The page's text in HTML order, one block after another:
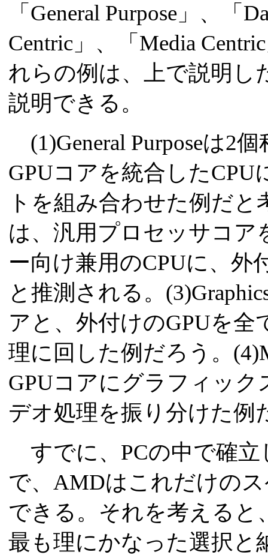
「General Purpose」、「
Centric」、「Media
れらの例は、上で説明し
説明できる。
(1)General Purposeは2
GPUコアを統合した
トを組み合わせた例だと
は、汎用プロセッサコア
ー向け兼用のCPUに、外
と推測される。
アと、外付けのGPUを
理に回した例だろう。
GPUコアにグラフィック
デオ処理を振り分けた例
すでに、PCの中で確立
で、AMDはこれだけの
できる。それを考えると
最も理にかなった選択と